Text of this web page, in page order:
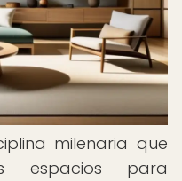
milenaria que
espacios para